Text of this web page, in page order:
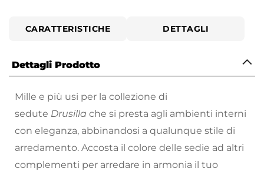
CARATTERISTICHE DETTAGLI
Dettagli Prodotto
Mille e più usi per la collezione di
sedute Drusilla che si presta agli ambienti interni
con eleganza, abbinandosi a qualunque stile di
arredamento. Accosta il colore delle sedie ad altri
complementi per arredare in armonia il tuo